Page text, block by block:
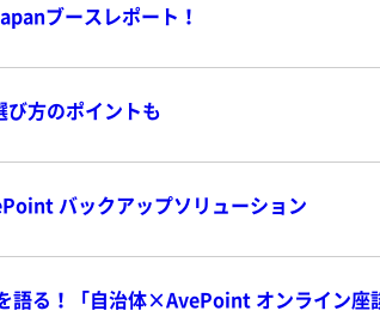
ブースレポート！
方のポイントも
バックアップソリューション
語る！「自治体×AvePoint オンライン座